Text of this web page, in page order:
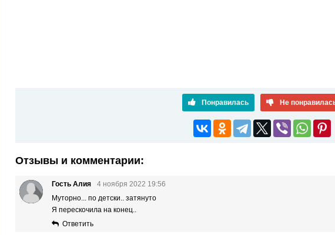
Понравилась Не
Отзывы и комментарии:
Гость Алия
4 ноября 2022 19:56
Муторно... по детски.. затянуто
Я перескочила на конец..
Ответить